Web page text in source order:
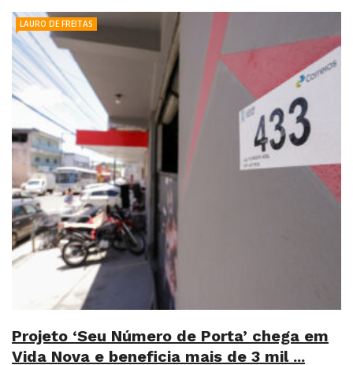
LAURO DE FREITAS
Projeto ‘Seu Número de Porta’ chega em
Vida Nova e beneficia mais de 3 mil ...